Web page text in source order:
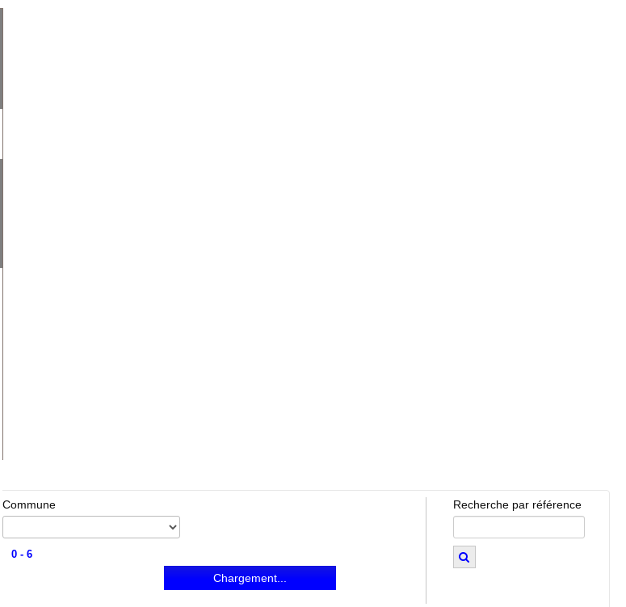
Commune
0 -6
Chargement...
Recherche par référence